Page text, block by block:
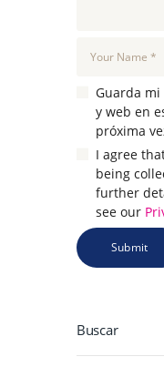
Guarda
y web en
próxima
I agree
being
further
see our
Buscar